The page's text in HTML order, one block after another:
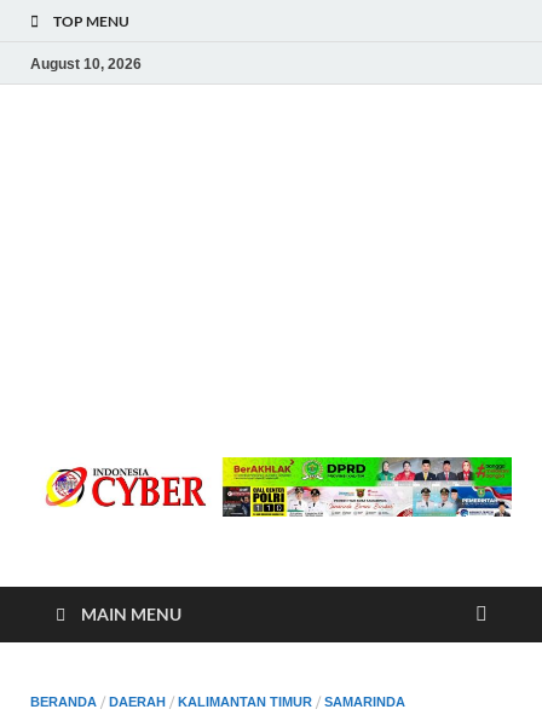
TOP MENU
August 10, 2026
Indonesia Cyber
MAIN MENU
BERANDA / DAERAH / KALIMANTAN TIMUR / SAMARINDA